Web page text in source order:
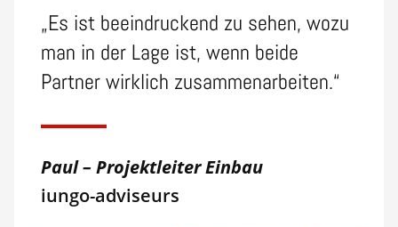
„Es ist beeindruckend zu sehen, wozu
man in der Lage ist, wenn beide
Partner wirklich zusammenarbeiten.“
Paul – Projektleiter Einbau
iungo-adviseurs